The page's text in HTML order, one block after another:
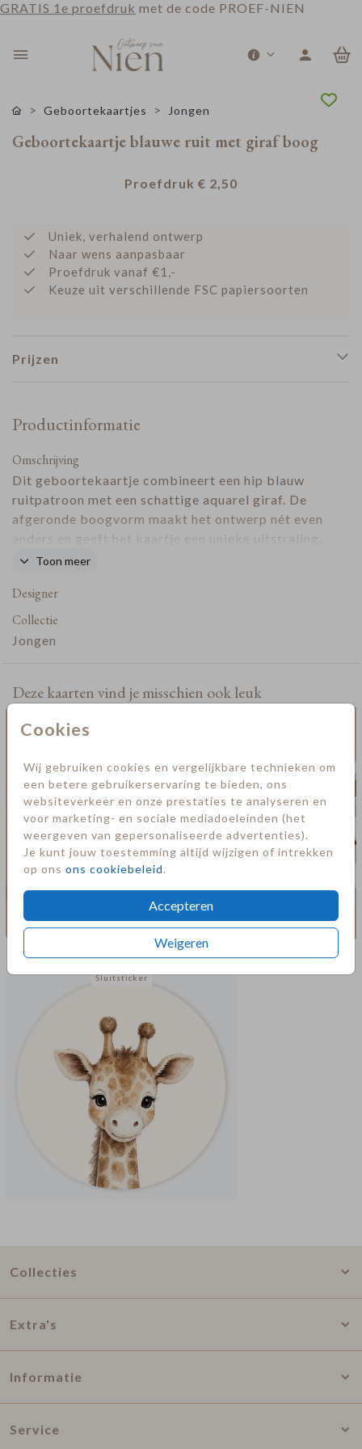
GRATIS 1e proefdruk met de code PROEF-NIEN
Cookies
Wij gebruiken cookies en vergelijkbare technieken om
een betere gebruikerservaring te bieden, ons
websiteverkeer en onze prestaties te analyseren en
voor marketing- en sociale mediadoeleinden (het
weergeven van gepersonaliseerde advertenties).
Je kunt jouw toestemming altijd wijzigen of intrekken
op ons ons cookiebeleid.
Accepteren
Weigeren
Geboortekaartjes Jongen
Geboortekaartje blauwe ruit met giraf boog
Proefdruk € 2,50
Uniek, verhalend ontwerp
Naar wens aanpasbaar
Proefdruk vanaf €1,-
Keuze uit verschillende FSC papiersoorten
Prijzen
Productinformatie
Omschrijving
Dit geboortekaartje combineert een hip blauw
ruitpatroon met een schattige aquarel giraf. De
afgeronde boogvorm maakt het ontwerp nét even
anders en geeft het kaartje een unieke uitstraling.
Door de stoere kleuren en speelse illustratie is dit
Toon meer
Designer
Collectie
Jongen
Deze kaarten vind je misschien ook leuk
Meer in deze stijl
Sluitsticker
Collecties
Extra's
Informatie
Service